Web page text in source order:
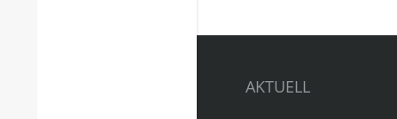
AKTUELL